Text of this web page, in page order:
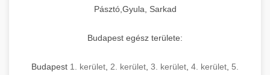
Pásztó,Gyula, Sarkad
Budapest egész területe:
Budapest 1. kerület 2. kerület 3. kerület 4. kerület 5.